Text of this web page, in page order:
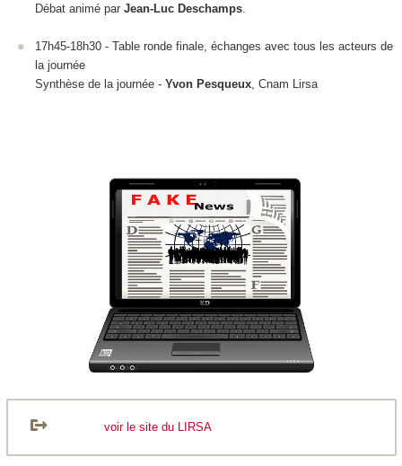
Débat animé par Jean-Luc Deschamps
17h45-18h30 - Table ronde finale, échanges avec tous les acteurs de
la journée
Synthèse de la journée - Yvon Pesqueux , Cnam Lirsa
voir le site du LIRSA